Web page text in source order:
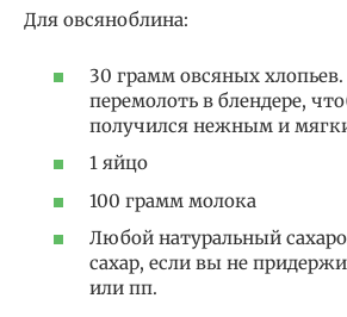
Для овсяноблина:
30 грамм овсяных
перемолоть в блендере,
получился нежным и
1 яйцо
100 грамм молока
Любой натуральный
сахар, если вы не
или пп.